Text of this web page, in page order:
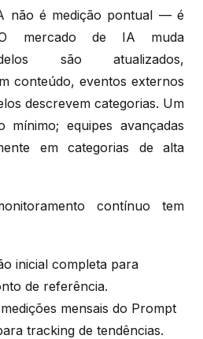
não é medição pontual — é
mercado de IA muda
são atualizados,
conteúdo, eventos externos
descrevem categorias. Um
equipes avançadas
em categorias de alta
contínuo tem
inicial completa para
de referência.
medições mensais do Prompt
tracking de tendências.